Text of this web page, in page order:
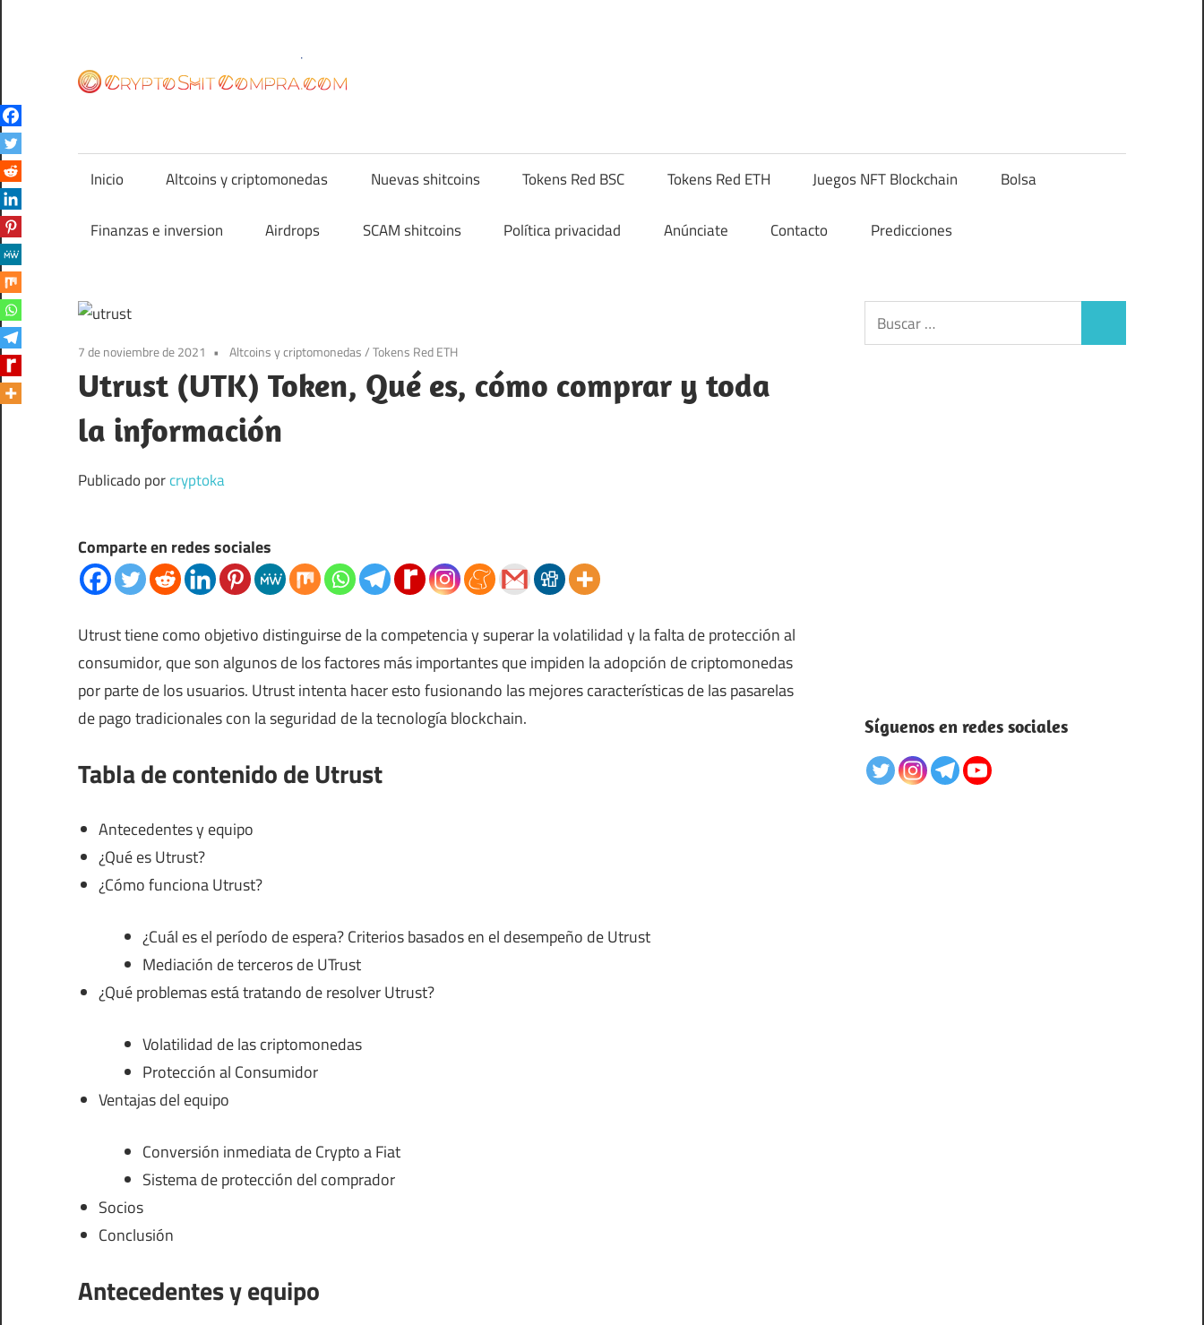
Inicio Altcoins y criptomonedas Nuevas shitcoins Tokens Red BSC Tokens Red ETH Juegos NFT Blockchain Bolsa
Finanzas e inversion Airdrops SCAM shitcoins Política privacidad Anúnciate Contacto Predicciones
7 de noviembre de 2021 Altcoins y criptomonedas/Tokens Red ETH
Utrust (UTK) Token, Qué es, cómo comprar y toda
la información
Publicado porcryptoka
Comparte en redes sociales
Utrusttiene como objetivo distinguirse de la competencia y superar la volatilidad y la falta de protección al
consumidor, que son algunos de los factores más importantes que impiden la adopción de criptomonedas
por parte de los usuarios. Utrust intenta hacer esto fusionando las mejores características de las pasarelas
de pago tradicionales con la seguridad de la tecnología blockchain.
Tabla de contenido de Utrust
Antecedentes y equipo
¿Qué es Utrust?
¿Cómo funciona Utrust?
¿Cuál es el período de espera? Criterios basados ​​en el desempeño de Utrust
Mediación de terceros de UTrust
¿Qué problemas está tratando de resolver Utrust?
Volatilidad de las criptomonedas
Protección al Consumidor
Ventajas del equipo
Conversión inmediata de Crypto a Fiat
Sistema de protección del comprador
Socios
Conclusión
Antecedentes y equipo
Buscar:
Síguenos en redes sociales